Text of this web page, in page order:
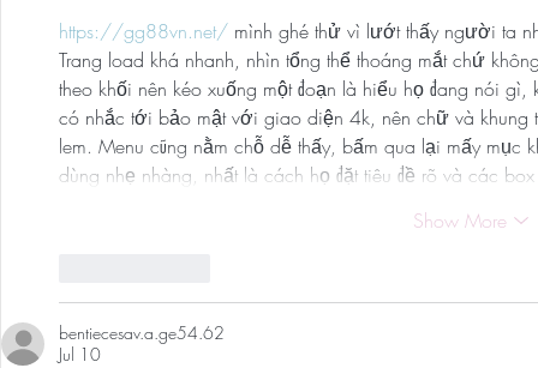
https://gg88vn.net/ mình ghé thử vì lướt thấy người ta
Trang load khá nhanh, nhìn tổng thể thoáng mắt chứ
theo khối nên kéo xuống một đoạn là hiểu họ đang nói
có nhắc tới bảo mật với giao diện 4k, nên chữ và khung
lem. Menu cũng nằm chỗ dễ thấy, bấm qua lại mấy
dùng nhẹ nhàng, nhất là cách họ đặt tiêu đề rõ và các
Show More
bentiecesav.a.ge54.62
Jul 10